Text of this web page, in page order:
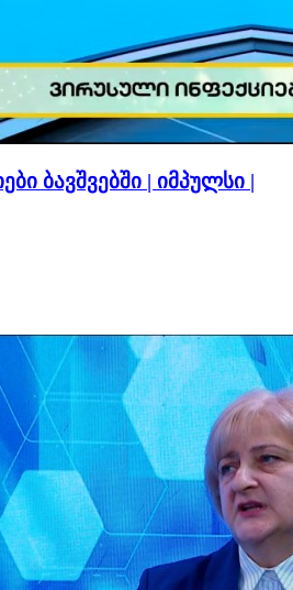
ბავშვებში | იმპულსი |